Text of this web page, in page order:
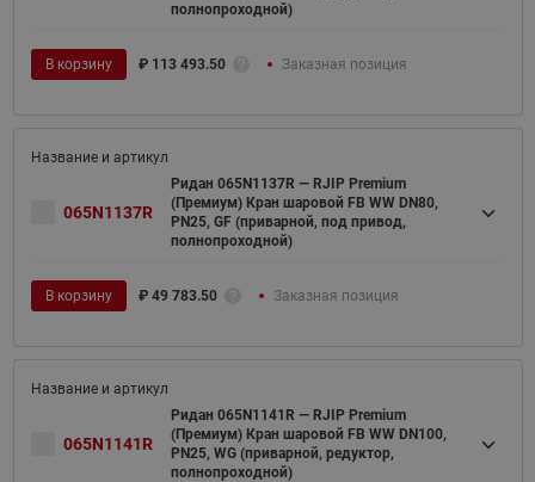
полнопроходной)
В корзину ₽ 113 493.50 Заказная позиция
065N1137R
Ридан 065N1137R — RJIP Premium
(Премиум) Кран шаровой FB WW DN80,
PN25, GF (приварной, под привод,
полнопроходной)
В корзину ₽ 49 783.50 Заказная позиция
065N1141R
Ридан 065N1141R — RJIP Premium
(Премиум) Кран шаровой FB WW DN100,
PN25, WG (приварной, редуктор,
полнопроходной)